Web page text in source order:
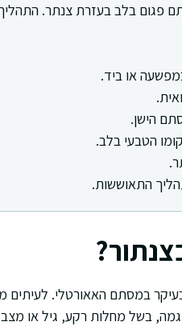
פגום בלב בעזרת צנתר.
או ביד.
הישן.
הטבעי בלב.
התאוששות.
במסתם האאורטלי. לעיתים
בשל מחלות רקע, גיל או מצב